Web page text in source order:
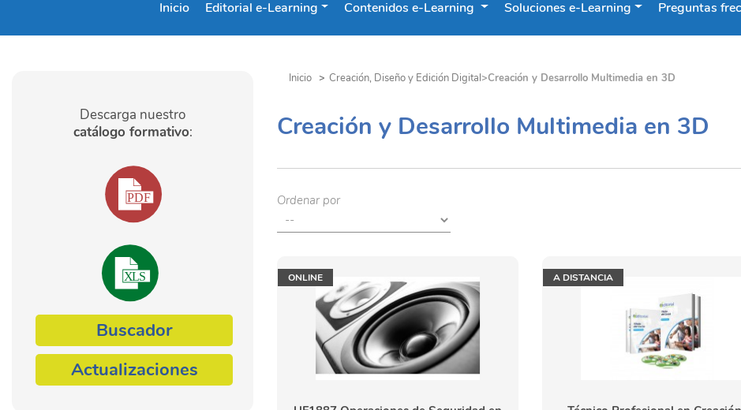
Inicio Editorial e-Learning Contenidos e-Learning Soluciones e-Learning Preguntas
Descarga nuestro
catálogo formativo:
Buscador
Actualizaciones
Inicio > Creación, Diseño y Edición Digital>Creación y Desarrollo Multimedia en 3D
Creación y Desarrollo Multimedia en 3D
Ordenar por
ONLINE A DISTANCIA